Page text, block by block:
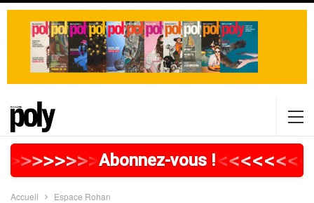
>>>>>>>>>>>>>>>>>
Abonnez-vous !<<<<<<<<
Accueil Espace Rohan